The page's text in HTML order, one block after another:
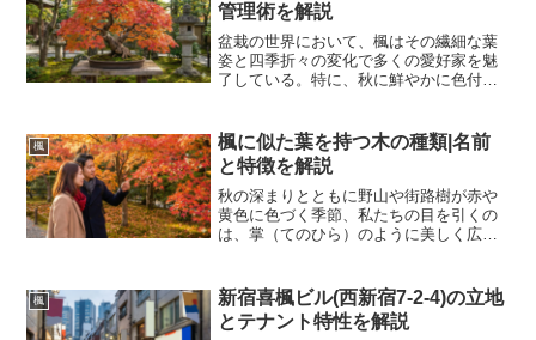
管理術を解説
盆栽の世界において、楓はその繊細な葉
姿と四季折々の変化で多くの愛好家を魅
了している。特に、秋に鮮やかに色付く
しかし、盆栽としての価値を高め、古色
蒼然とした趣を引き出すた...
楓
楓に似た葉を持つ木の種類|名前
と特徴を解説
秋の深まりとともに野山や街路樹が赤や
黄色に色づく季節、私たちの目を引くの
は、掌（てのひら）のように美しく広が
日本の四季を象徴する存在として古くか
ら親しまれてきました。し...
楓
新宿喜楓ビル(西新宿7-2-4)の立地
とテナント特性を解説